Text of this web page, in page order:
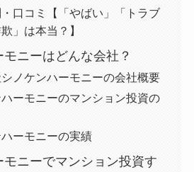
口コミ【「やばい」「トラブ
」は本当？】
ニーはどんな会社？
ノケンハーモニーの会社概要
ーモニーのマンション投資の
ーモニーの実績
モニーでマンション投資す